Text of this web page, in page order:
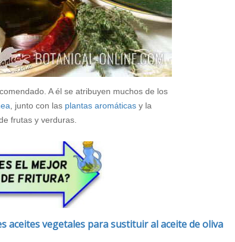
A él se atribuyen muchos de los
, junto con las plantas aromáticas y la
frutas y verduras.
aceites vegetales para sustituir al aceite de oliva